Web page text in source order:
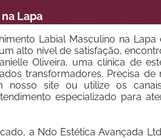
Lapa
Labial Masculino na Lapa
alto nível de satisfação,
Oliveira, uma clínica de
transformadores. Precisa de
nosso site ou utilize os
especializado para
a Ndo Estética Avançada